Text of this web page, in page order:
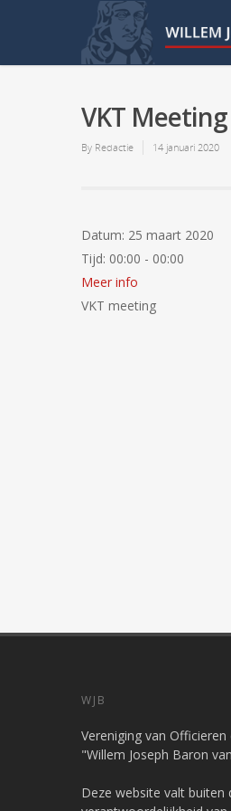
VKT
By Redactie 14 januari 2020
Datum: 25 maart 2020
Tijd: 00:00 - 00:00
Meer info
VKT meeting
WJB
Vereniging van
"Willem Joseph Baron
Deze website valt buiten